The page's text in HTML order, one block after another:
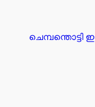
ചെമ്പന്തൊട്ടി